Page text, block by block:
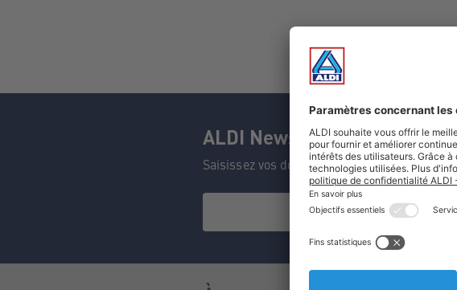
ALDI Newsletter
Saisissez vos données et ne manquez